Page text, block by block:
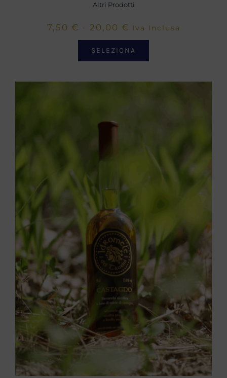
Altri Prodotti
7,50 € - 20,00 € Fascia
prezzo:
Iva Inclusa
SELEZIONA